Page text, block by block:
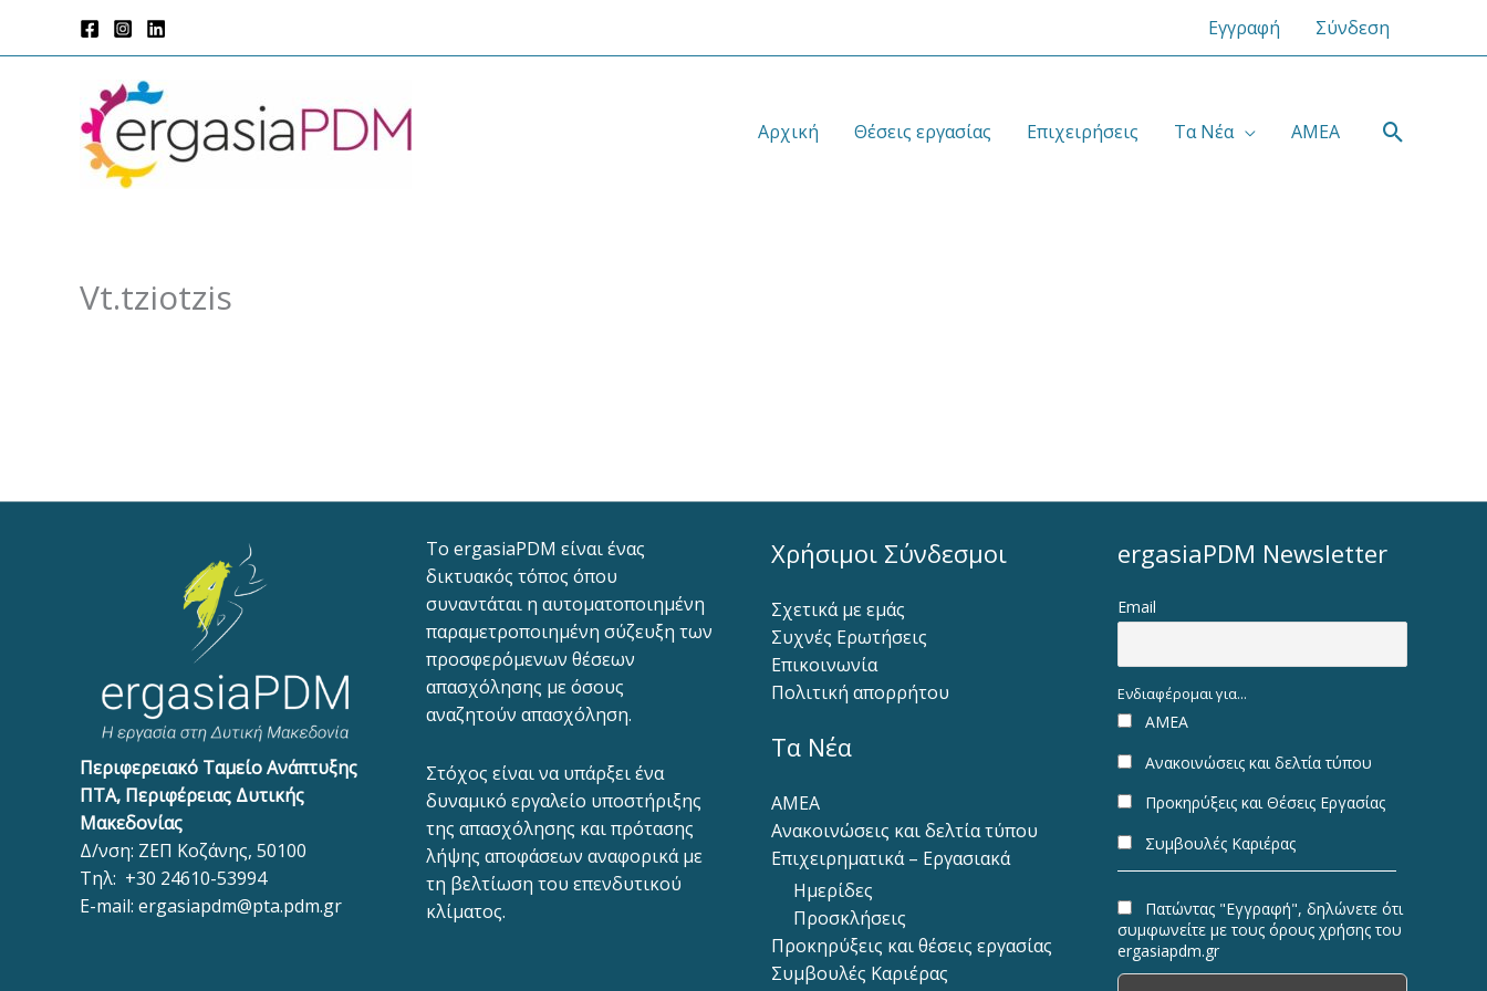
Εγγραφή Σύνδεση
Αρχική Θέσεις εργασίας Επιχειρήσεις Τα Νέα ΑΜΕΑ
Vt.tziotzis
Περιφερειακό Ταμείο Ανάπτυξης
ΠΤΑ, Περιφέρειας Δυτικής
Μακεδονίας
Δ/νση: ΖΕΠ Κοζάνης, 50100
Τηλ: +30 24610-53994
E-mail: ergasiapdm@pta.pdm.gr
To ergasiaPDM είναι ένας
δικτυακός τόπος όπου
συναντάται η αυτοματοποιημένη
παραμετροποιημένη σύζευξη των
προσφερόμενων θέσεων
απασχόλησης με όσους
αναζητούν απασχόληση.
Στόχος είναι να υπάρξει ένα
δυναμικό εργαλείο υποστήριξης
της απασχόλησης και πρότασης
λήψης αποφάσεων αναφορικά με
τη βελτίωση του επενδυτικού
κλίματος.
Χρήσιμοι Σύνδεσμοι
Σχετικά με εμάς
Συχνές Ερωτήσεις
Επικοινωνία
Πολιτική απορρήτου
Τα Νέα
ΑΜΕΑ
Ανακοινώσεις και δελτία τύπου
Επιχειρηματικά – Εργασιακά
Ημερίδες
Προσκλήσεις
Προκηρύξεις και θέσεις εργασίας
Συμβουλές Καριέρας
ergasiaPDM Newsletter
Email
Ενδιαφέρομαι για...
ΑΜΕΑ
Ανακοινώσεις και δελτία τύπου
Προκηρύξεις και Θέσεις Εργασίας
Συμβουλές Καριέρας
Πατώντας "Εγγραφή", δηλώνετε ότι
συμφωνείτε με τους όρους χρήσης του
ergasiapdm.gr